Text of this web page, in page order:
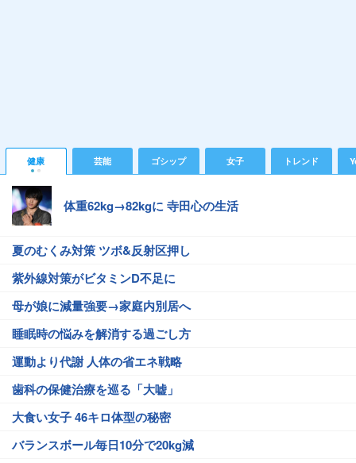
健康 芸能 ゴシップ 女子 トレンド
体重62kg→82kgに 寺田心の生活
夏のむくみ対策 ツボ&反射区押し
紫外線対策がビタミンD不足に
母が娘に減量強要→家庭内別居へ
睡眠時の悩みを解消する過ごし方
運動より代謝 人体の省エネ戦略
歯科の保健治療を巡る「大嘘」
大食い女子 46キロ体型の秘密
バランスボール毎日10分で20kg減